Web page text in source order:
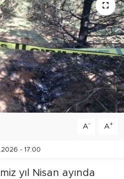
A- A+
- 17:00
yıl Nisan ayında